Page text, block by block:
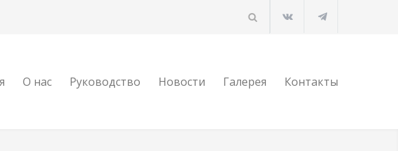
О нас Руководство Новости Галерея Контакты